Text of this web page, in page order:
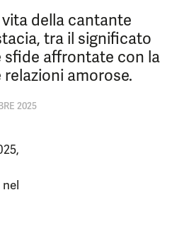
della cantante
tra il significato
sfide affrontate con la
amorose.
2025